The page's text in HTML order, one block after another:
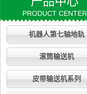
PRODUCT CENTER
机器人第七轴地轨
滚筒输送机
皮带输送机系列